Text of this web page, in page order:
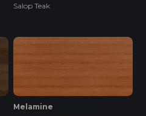
Salop Teak
Melamine